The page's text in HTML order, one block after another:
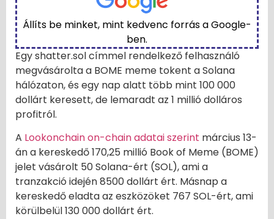
Állíts be minket, mint kedvenc forrás a Google-
ben.
Egy shatter.sol címmel rendelkező felhasználó
megvásárolta a BOME meme tokent a Solana
hálózaton, és egy nap alatt több mint 100 000
dollárt keresett, de lemaradt az 1 millió dolláros
profitról.
A Lookonchain on-chain adatai szerint március 13-
án a kereskedő 170,25 millió Book of Meme (BOME)
jelet vásárolt 50 Solana-ért (SOL), ami a
tranzakció idején 8500 dollárt ért. Másnap a
kereskedő eladta az eszközöket 767 SOL-ért, ami
körülbelül 130 000 dollárt ért.